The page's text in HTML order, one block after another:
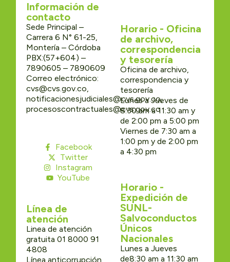
Información de
contacto
Sede Principal –
Carrera 6 N° 61-25,
Montería – Córdoba
PBX:(57+604) –
7890605 – 7890609
Correo electrónico:
cvs@cvs.gov.co,
notificacionesjudiciales@cvs.gov.co,
procesoscontractuales@cvs.gov.co
Facebook
Twitter
Instagram
YouTube
Línea de
atención
Linea de atención
gratuita 01 8000 91
4808
Línea anticorrupción
Horario - Oficina
de archivo,
correspondencia
y tesorería
Oficina de archivo,
correspondencia y
tesorería
Lunes a Jueves de
8:30 am a 11:30 am y
de 2:00 pm a 5:00 pm
Viernes de 7:30 am a
1:00 pm y de 2:00 pm
a 4:30 pm
Horario -
Expedición de
SUNL-
Salvoconductos
Únicos
Nacionales
Lunes a Jueves
de8:30 am a 11:30 am